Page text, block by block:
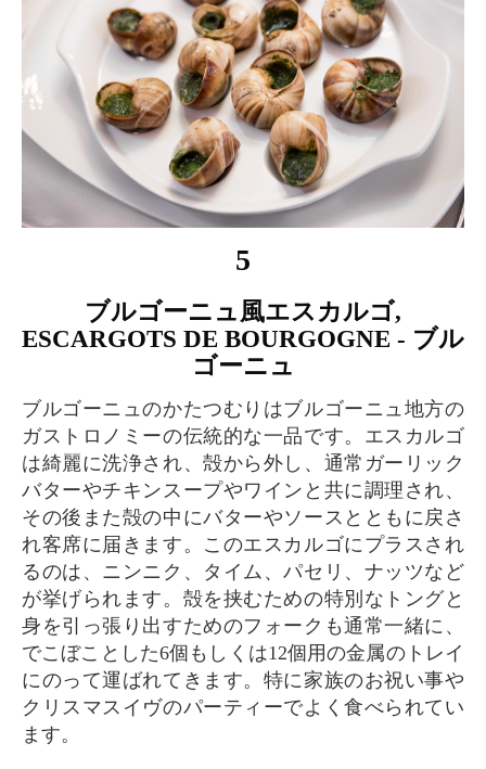
5
ブルゴーニュ風エスカルゴ,
ESCARGOTS DE BOURGOGNE - ブル
ゴーニュ
ブルゴーニュのかたつむりはブルゴーニュ地方の
ガストロノミーの伝統的な一品です。エスカルゴ
は綺麗に洗浄され、殻から外し、通常ガーリック
バターやチキンスープやワインと共に調理され、
その後また殻の中にバターやソースとともに戻さ
れ客席に届きます。このエスカルゴにプラスされ
るのは、ニンニク、タイム、パセリ、ナッツなど
が挙げられます。殻を挟むための特別なトングと
身を引っ張り出すためのフォークも通常一緒に、
でこぼことした6個もしくは12個用の金属のトレイ
にのって運ばれてきます。特に家族のお祝い事や
クリスマスイヴのパーティーでよく食べられてい
ます。